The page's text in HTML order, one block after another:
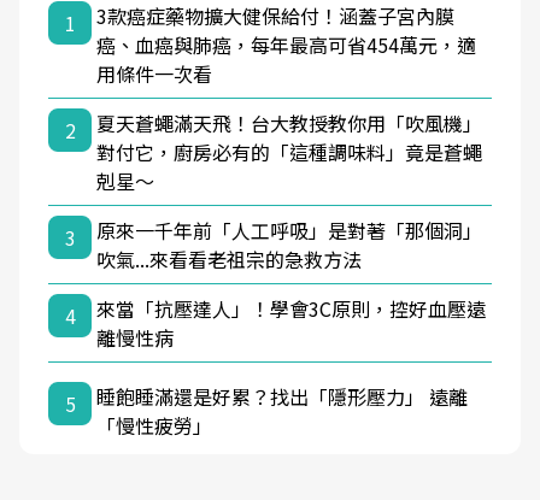
1
3款癌症藥物擴大健保給付！涵蓋子宮內膜
癌、血癌與肺癌，每年最高可省454萬元，適
用條件一次看
2
夏天蒼蠅滿天飛！台大教授教你用「吹風機」
對付它，廚房必有的「這種調味料」竟是蒼蠅
剋星～
3
原來一千年前「人工呼吸」是對著「那個洞」
吹氣...來看看老祖宗的急救方法
4
來當「抗壓達人」！學會3C原則，控好血壓遠
離慢性病
5
睡飽睡滿還是好累？找出「隱形壓力」 遠離
「慢性疲勞」